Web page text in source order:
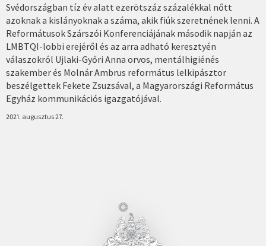
Svédországban tíz év alatt ezerötszáz százalékkal nőtt
azoknak a kislányoknak a száma, akik fiúk szeretnének lenni. A
Reformátusok Szárszói Konferenciájának második napján az
LMBTQI-lobbi erejéről és az arra adható keresztyén
válaszokról Ujlaki-Győri Anna orvos, mentálhigiénés
szakember és Molnár Ambrus református lelkipásztor
beszélgettek Fekete Zsuzsával, a Magyarországi Református
Egyház kommunikációs igazgatójával.
2021. augusztus 27.